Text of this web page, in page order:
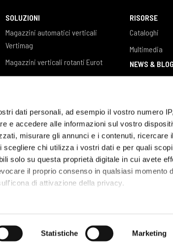
dati personali, ad esempio il vostro numero
e accedere alle informazioni sul vostro
misurare gli annunci e i contenuti, ricercare
chi utilizza i vostri dati e per quali
solo su questa proprietà digitale in cui avete
il proprio consenso in qualsiasi momento
di attivazione della privacy.
Statistiche Marketing
SOLUZIONI
Magazzini automatici verticali
Vertimag
Magazzini verticali rotanti Eurot
Magazzini verticali per barre e lastre
Software gestione magazzino
CASE STUDIES
RISORSE
Cataloghi
Multimedia
NEWS & BLOG
News / Eventi
policy